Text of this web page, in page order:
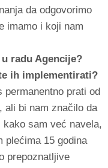
da odgovorimo
imamo i koji nam
radu Agencije?
ih implementirati?
prati od
ali bi nam značilo da
sam već navela,
plećima 15 godina
prepoznatljive